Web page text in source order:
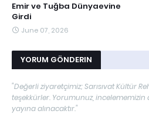
Emir ve Tuğba Dünyaevine
Girdi
June 07, 2026
YORUM GÖNDERIN
"Değerli ziyaretçimiz; Sarısıvat Kültür
teşekkürler. Yorumunuz, incelememizin
yayına alınacaktır."